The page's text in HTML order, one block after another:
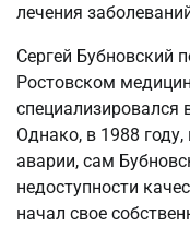
лечения
Сергей Бубновский
Ростовском
специализировался
Однако, в 1988
аварии, сам
недоступности
начал свое